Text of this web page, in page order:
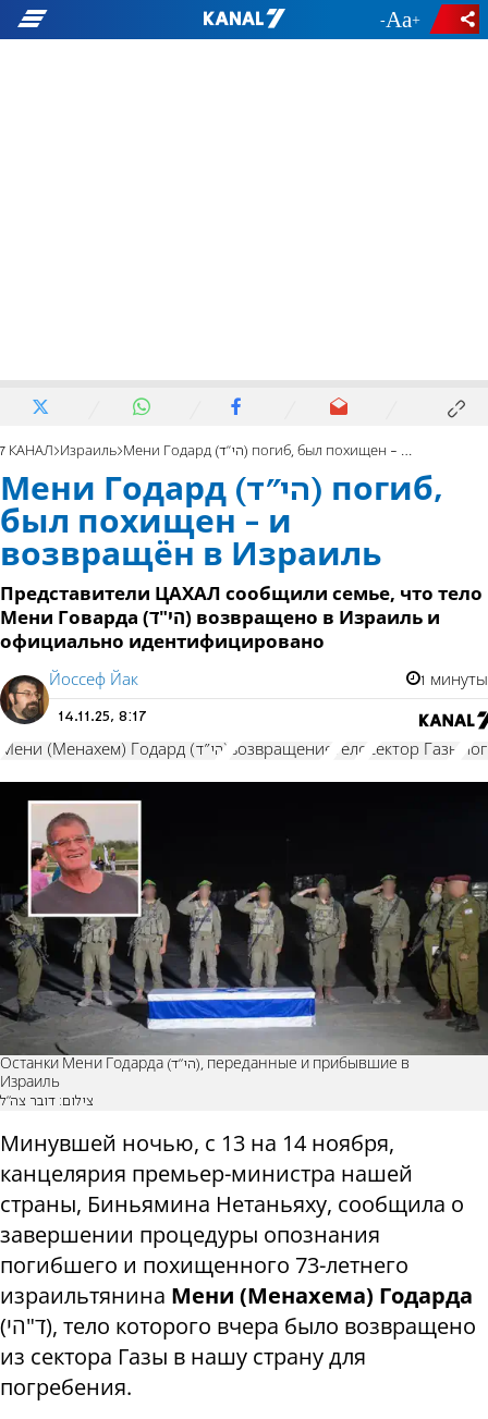
- +
7 КАНАЛ Израиль Мени Годард (הי"ד) погиб, был похищен - и возвращён в Израиль
Мени Годард (הי"ד) погиб,
был похищен - и
возвращён в Израиль
Представители ЦАХАЛ сообщили семье, что тело
Мени Говарда (הי"ד) возвращено в Израиль и
официально идентифицировано
Йоссеф Йак 1 минуты
14.11.25, 8:17
Мени (Менахем) Годард (הי"ד) возвращение тело сектор Газы
Останки Мени Годарда (הי"ד), переданные и прибывшие в
Израиль
צילום: דובר צה"ל
Минувшей ночью, с 13 на 14 ноября,
канцелярия премьер-министра нашей
страны, Биньямина Нетаньяху, сообщила о
завершении процедуры опознания
погибшего и похищенного 73-летнего
израильтянина Мени (Менахема) Годарда
(הי"ד), тело которого вчера было возвращено
из сектора Газы в нашу странудля
погребения.